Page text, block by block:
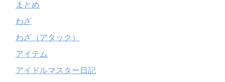
まとめ
わざ
わざ（アタック）
アイテム
アイドルマスター日記